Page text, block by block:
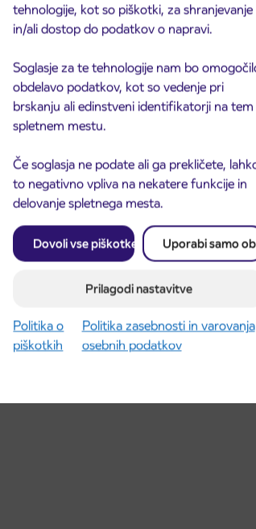
tehnologije, kot so piškotki, za shranjevanje
in/ali dostop do podatkov o napravi.
Soglasje za te tehnologije nam bo
obdelavo podatkov, kot so vedenje pri
brskanju ali edinstveni identifikatorji na tem
spletnem mestu.
Če soglasja ne podate ali ga prekličete,
to negativno vpliva na nekatere funkcije in
delovanje spletnega mesta.
Dovoli vse piškotke Uporabi samo
Prilagodi nastavitve
Politika o
piškotkih
Politika zasebnosti in varovanja
osebnih podatkov
5:40, se prestavi na 5:35